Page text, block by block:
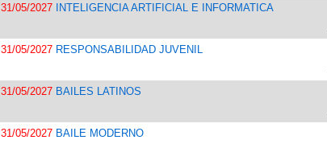
31/05/2027 INTELIGENCIA ARTIFICIAL E INFORMATICA
31/05/2027 RESPONSABILIDAD JUVENIL
31/05/2027 BAILES LATINOS
31/05/2027 BAILE MODERNO